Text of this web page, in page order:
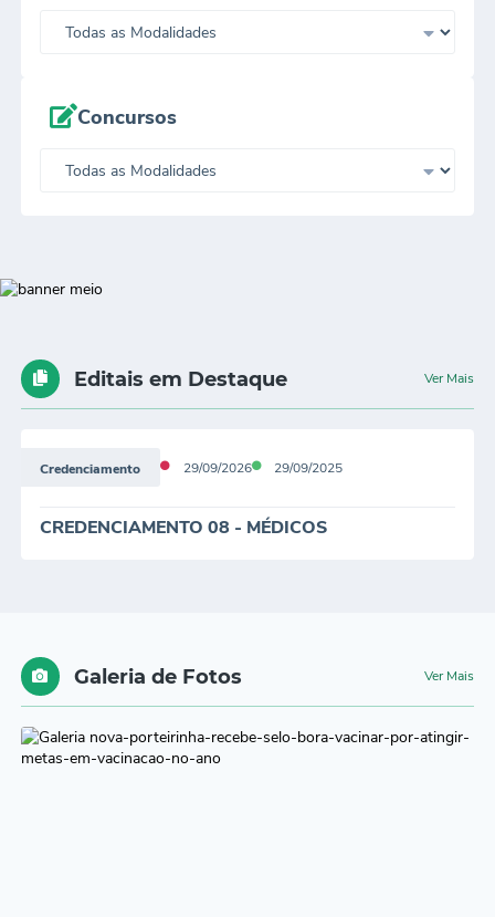
Concursos
Editais em Destaque Ver Mais
Credenciamento 29/09/2026 29/09/2025
CREDENCIAMENTO 08 - MÉDICOS
Galeria de Fotos Ver Mais